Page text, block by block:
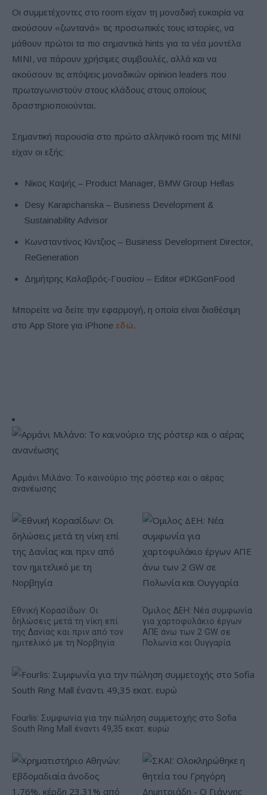
Οι συμμετέχοντες στο room είχαν τη μοναδική ευκαιρία να
ακούσουν «ζωντανά» τις προσωπικές τους ιστορίες, να
μάθουν πρώτοι τα πιο σημαντικά hints για τα νέα μοντέλα
ΜΙΝΙ, να πάρουν χρήσιμες συμβουλές, αλλά και να
ακούσουν τις απόψεις μοναδικών opinion leaders που
πρωταγωνιστούν στους κλάδους στους οποίους
δραστηριοποιούνται.
Σημαντική παρουσία στο πρώτο σλληνικό room της MINI
είχαν οι εξής:
Νίκος Καψής – Product Manager, BMW Group Hellas
Desy Karapchanska – Business Development &
Sustainability Advisor
Κωνσταντίνος Κίντζιος – Business Development Director,
ReGeneration
Δημήτρης Καλαβρός-Γουσίου – Editor #DKGonFood
Μπορείτε να δείτε την εφαρμογή, η οποία είναι διαθέσιμη
στο App Store για iPhone εδώ.
Αρμάνι Μιλάνο: Το καινούριο της ρόστερ και ο αέρας
ανανέωσης
Εθνική Κορασίδων: Οι
δηλώσεις μετά τη νίκη επί
της Δανίας και πριν από τον
ημιτελικό με τη Νορβηγία
Όμιλος ΔΕΗ: Νέα συμφωνία
για χαρτοφυλάκιο έργων
ΑΠΕ άνω των 2 GW σε
Πολωνία και Ουγγαρία
Fourlis: Συμφωνία για την πώληση συμμετοχής στο Sofia
South Ring Mall έναντι 49,35 εκατ. ευρώ